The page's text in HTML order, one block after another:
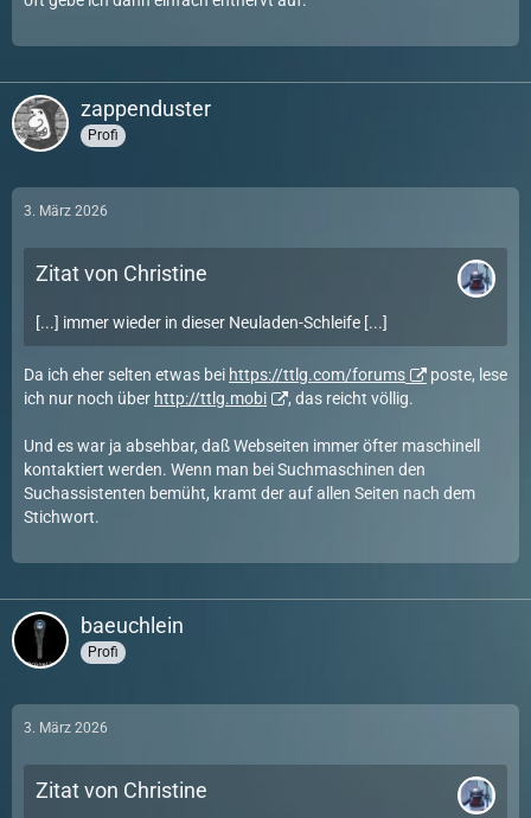
zappenduster
Profi
3. März 2026
Zitat von Christine
[...] immer wieder in dieser Neuladen-Schleife [...]
Da ich eher selten etwas bei https://ttlg.com/forums
poste, lese
ich nur noch über http://ttlg.mobi , das reicht völlig.
Und es war ja absehbar, daß Webseiten immer öfter maschinell
kontaktiert werden. Wenn man bei Suchmaschinen den
Suchassistenten bemüht, kramt der auf allen Seiten nach dem
Stichwort.
baeuchlein
Profi
3. März 2026
Zitat von Christine